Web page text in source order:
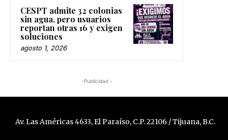
CESPT admite 32 colonias
sin agua, pero usuarios
reportan otras 16 y exigen
soluciones
agosto 1, 2026
-Publicidad -
Av. Las Américas 4633, El Paraíso, C.P. 22106 / Tijuana, B.C.